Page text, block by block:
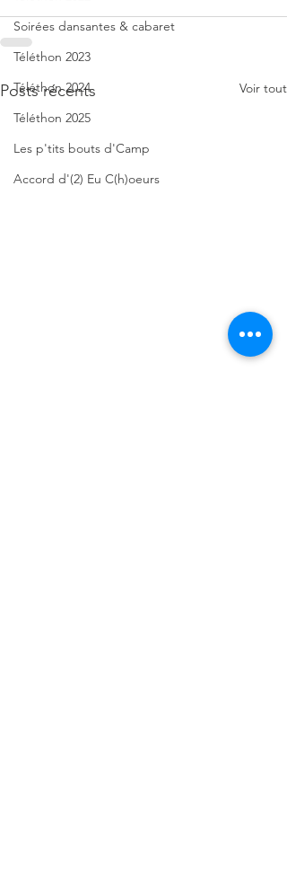
Soirées dansantes & cabaret
Téléthon 2023
Téléthon 2024
Téléthon 2025
Les p'tits bouts d'Camp
Accord d'(2) Eu C(h)oeurs
Posts récents Voir tout